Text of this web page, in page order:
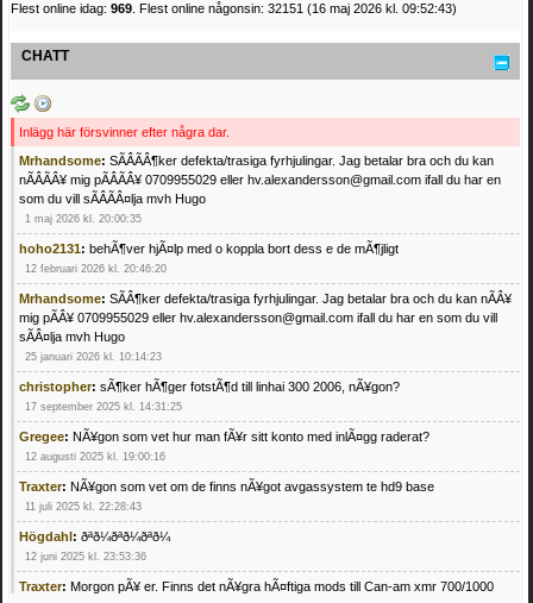
Flest online idag: 969 . Flest online någonsin: 32151 (16 maj 2026 kl. 09:52:43)
CHATT
Inlägg här försvinner efter några dar.
Mrhandsome: SÃÂÃÂ¶ker defekta/trasiga fyrhjulingar. Jag betalar bra och du kan
nÃÂÃÂ¥ mig pÃÂÃÂ¥ 0709955029 eller hv.alexandersson@gmail.com ifall du har en
som du vill sÃÂÃÂ¤lja mvh Hugo
1 maj 2026 kl. 20:00:35
hoho2131: behÃ¶ver hjÃ¤lp med o koppla bort dess e de mÃ¶jligt
12 februari 2026 kl. 20:46:20
Mrhandsome: SÃÂ¶ker defekta/trasiga fyrhjulingar. Jag betalar bra och du kan nÃÂ¥
mig pÃÂ¥ 0709955029 eller hv.alexandersson@gmail.com ifall du har en som du vill
sÃÂ¤lja mvh Hugo
25 januari 2026 kl. 10:14:23
christopher: sÃ¶ker hÃ¶ger fotstÃ¶d till linhai 300 2006, nÃ¥gon?
17 september 2025 kl. 14:31:25
Gregee: NÃ¥gon som vet hur man fÃ¥r sitt konto med inlÃ¤gg raderat?
12 augusti 2025 kl. 19:00:16
Traxter: NÃ¥gon som vet om de finns nÃ¥got avgassystem te hd9 base
11 juli 2025 kl. 22:28:43
Högdahl: ðªð¼ðªð¼ðªð¼
12 juni 2025 kl. 23:53:36
Traxter: Morgon pÃ¥ er. Finns det nÃ¥gra hÃ¤ftiga mods till Can-am xmr 700/1000